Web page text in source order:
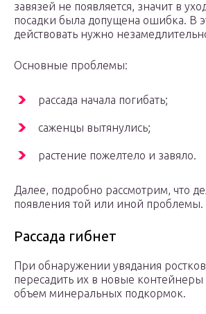
завязей не появляется, значит в
посадки была допущена ошибка. В
действовать нужно
Основные проблемы:
рассада начала погибать;
саженцы вытянулись;
растение пожелтело и завяло.
Далее, подробно рассмотрим, что
появления той или иной проблемы.
Рассада гибнет
При обнаружении увядания
пересадить их в новые контейнеры
объем минеральных подкормок.